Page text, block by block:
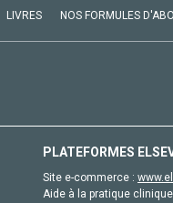
LIVRES NOS FORMULES
PLATEFORMES
Site e-commerce :
Aide à la pratique